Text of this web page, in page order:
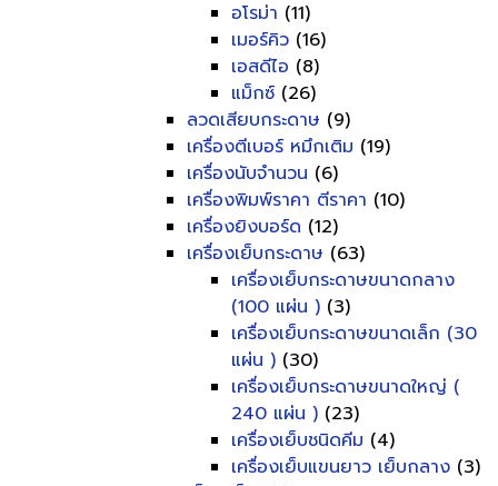
อโรม่า (11)
เมอร์คิว (16)
เอสดีไอ (8)
แม็กซ์ (26)
ลวดเสียบกระดาษ (9)
เครื่องตีเบอร์ หมึกเติม (19)
เครื่องนับจำนวน (6)
เครื่องพิมพ์ราคา ตีราคา (10)
เครื่องยิงบอร์ด (12)
เครื่องเย็บกระดาษ (63)
เครื่องเย็บกระดาษขนาดกลาง
(100 แผ่น ) (3)
เครื่องเย็บกระดาษขนาดเล็ก (30
แผ่น ) (30)
เครื่องเย็บกระดาษขนาดใหญ่ (
240 แผ่น ) (23)
เครื่องเย็บชนิดคีม (4)
เครื่องเย็บแขนยาว เย็บกลาง (3)